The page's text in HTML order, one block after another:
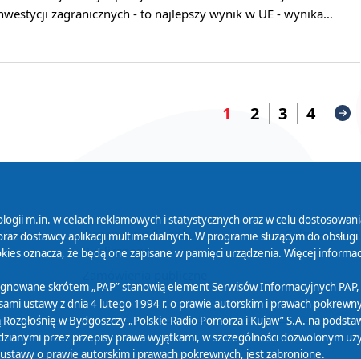
zagranicznych - to najlepszy wynik w UE - wynika…
1 2 3 4
Organizacje Pożytku
Publicznego
Cyfryzacja
m.in. w celach reklamowych i statystycznych oraz w celu
dostawcy aplikacji multimedialnych. W programie służącym do
oznacza, że będą one zapisane w pamięci urządzenia. Więcej
skrótem „PAP” stanowią element Serwisów Informacyjnych
ustawy z dnia 4 lutego 1994 r. o prawie autorskim i prawach
w Bydgoszczy „Polskie Radio Pomorza i Kujaw” S.A. na
przez przepisy prawa wyjątkami, w szczególności dozwolonym
o prawie autorskim i prawach pokrewnych, jest zabronione.